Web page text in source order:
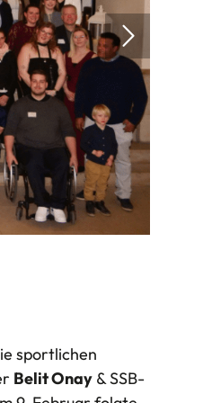
sportlichen
Belit Onay & SSB-